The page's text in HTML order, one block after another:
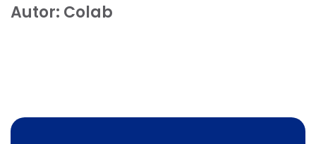
Autor: Colab